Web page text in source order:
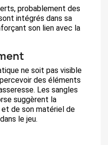
probablement des
intégrés dans sa
son lien avec la
ne soit pas visible
des éléments
Les sangles
suggèrent la
de son matériel de
le jeu.